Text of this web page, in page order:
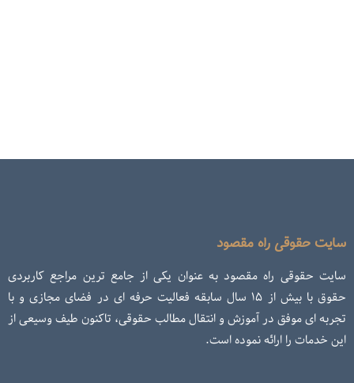
سایت حقوقی راه مقصود
سایت حقوقی راه مقصود به عنوان یکی از جامع ترین مراجع کاربردی
حقوق با بیش از ۱۵ سال سابقه فعالیت حرفه ای در فضای مجازی و با
تجربه ای موفق در آموزش و انتقال مطالب حقوقی، تاکنون طیف وسیعی از
این خدمات را ارائه نموده است.